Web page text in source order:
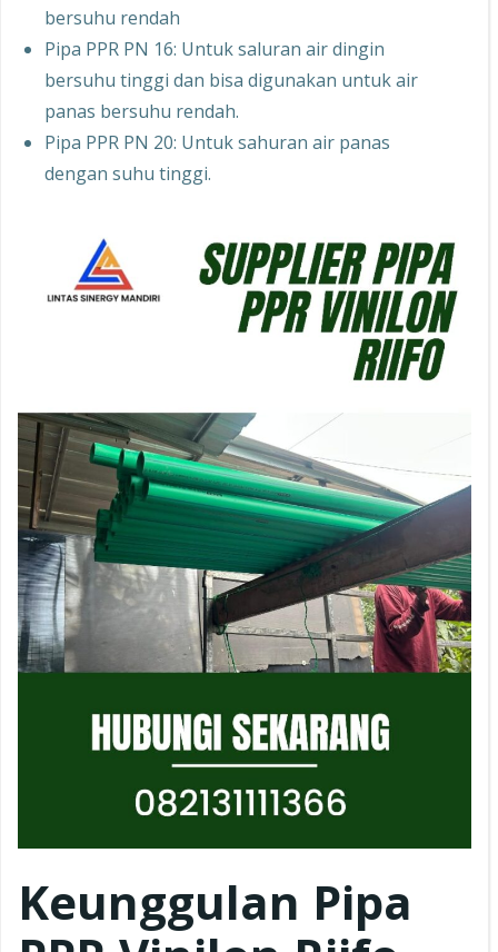
bersuhu rendah
Pipa PPR PN 16: Untuk saluran air dingin
bersuhu tinggi dan bisa digunakan untuk air
panas bersuhu rendah.
Pipa PPR PN 20: Untuk sahuran air panas
dengan suhu tinggi.
Keunggulan Pipa